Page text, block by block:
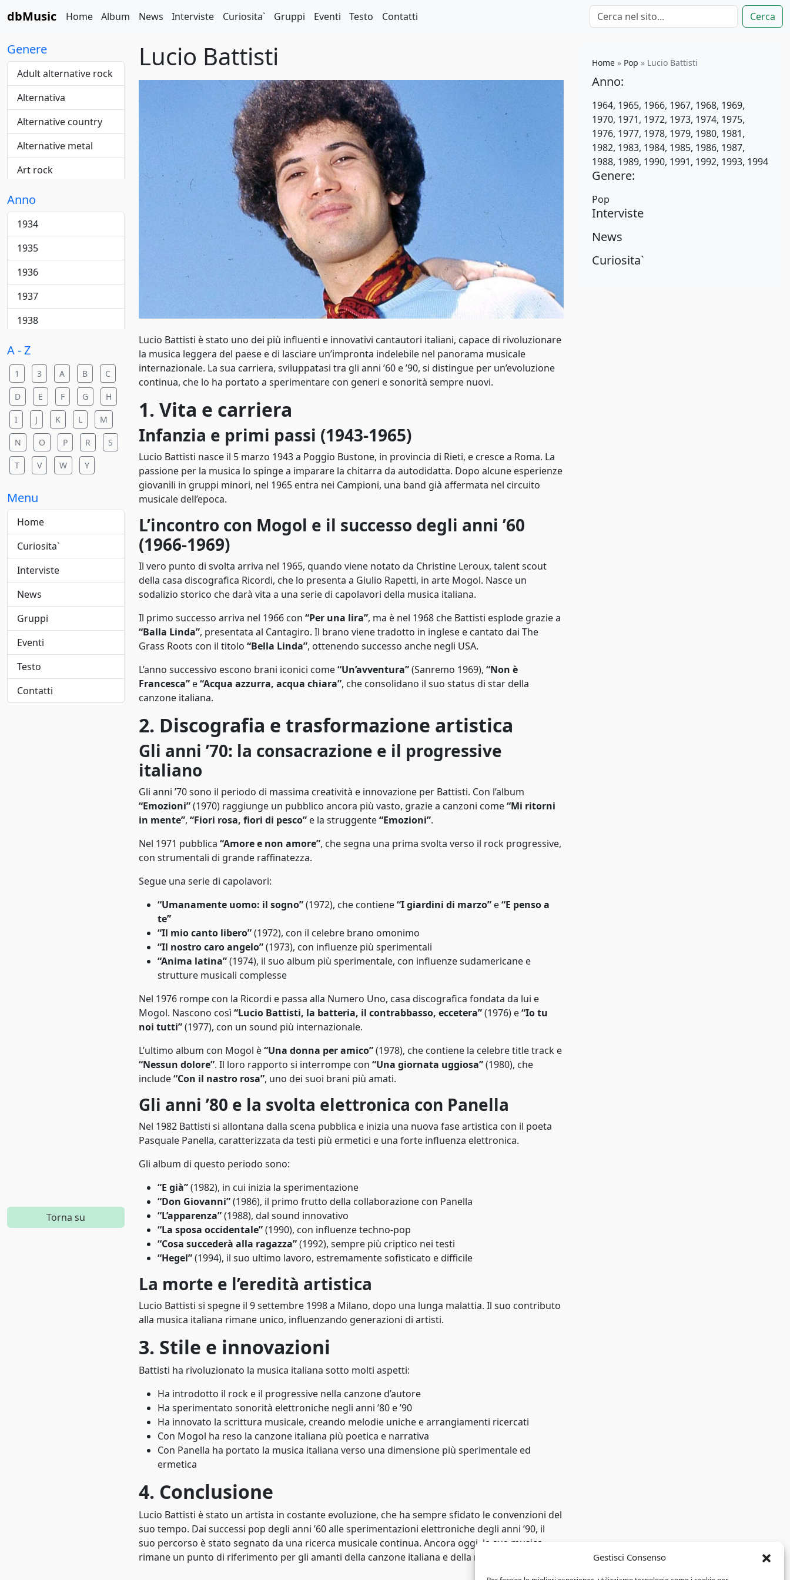
Gestisci Consenso
dbMusic Home Album News Interviste Curiosita` Gruppi Eventi Testo Contatti Cerca
Genere
Adult alternative rock
Alternativa
Alternative country
Alternative metal
Art rock
Blues
Cantautore
College rock
Country
Country pop
Dance
Dance pop
Dance rock
Dance/elettronica
Downtempo
Elettropop
Folk
Folk pop
Folk rock
Funk
Funk metal
Hard rock
Hip-hop/Rap
indie
R&B
R&B/soul
Anno
1934
1935
1936
1937
1938
1940
1941
1942
1943
1944
1945
1947
1948
1949
1950
1951
1952
1953
1954
1955
A - Z
1 3 A B C
D E F G H
I J K L M
N O P R S
T V W Y
Menu
Home
Curiosita`
Interviste
News
Gruppi
Eventi
Testo
Contatti
Torna su
Lucio Battisti
Lucio Battisti è stato uno dei più influenti e innovativi cantautori italiani, capace di rivoluzionare
la musica leggera del paese e di lasciare un’impronta indelebile nel panorama musicale
internazionale. La sua carriera, sviluppatasi tra gli anni ’60 e ’90, si distingue per un’evoluzione
continua, che lo ha portato a sperimentare con generi e sonorità sempre nuovi.
1. Vita e carriera
Infanzia e primi passi (1943-1965)
Lucio Battisti nasce il 5 marzo 1943 a Poggio Bustone, in provincia di Rieti, e cresce a Roma. La
passione per la musica lo spinge a imparare la chitarra da autodidatta. Dopo alcune esperienze
giovanili in gruppi minori, nel 1965 entra nei Campioni, una band già affermata nel circuito
musicale dell’epoca.
L’incontro con Mogol e il successo degli anni ’60
(1966-1969)
Il vero punto di svolta arriva nel 1965, quando viene notato da Christine Leroux, talent scout
della casa discografica Ricordi, che lo presenta a Giulio Rapetti, in arte Mogol. Nasce un
sodalizio storico che darà vita a una serie di capolavori della musica italiana.
Il primo successo arriva nel 1966 con “Per una lira”, ma è nel 1968 che Battisti esplode grazie a
“Balla Linda”, presentata al Cantagiro. Il brano viene tradotto in inglese e cantato dai The
Grass Roots con il titolo “Bella Linda”, ottenendo successo anche negli USA.
L’anno successivo escono brani iconici come“Un’avventura”(Sanremo 1969), “Non è
Francesca” e“Acqua azzurra, acqua chiara”, che consolidano il suo status di star della
canzone italiana.
2. Discografia e trasformazione artistica
Gli anni ’70: la consacrazione e il progressive
italiano
Gli anni ’70 sono il periodo di massima creatività e innovazione per Battisti. Con l’album
“Emozioni”(1970) raggiunge un pubblico ancora più vasto, grazie a canzoni come“Mi ritorni
in mente”, “Fiori rosa, fiori di pesco” e la struggente“Emozioni”.
Nel 1971 pubblica “Amore e non amore”, che segna una prima svolta verso il rock progressive,
con strumentali di grande raffinatezza.
Segue una serie di capolavori:
“Umanamente uomo: il sogno”(1972), che contiene“I giardini di marzo” e“E penso a
te”
“Il mio canto libero”(1972), con il celebre brano omonimo
“Il nostro caro angelo”(1973), con influenze più sperimentali
“Anima latina”(1974), il suo album più sperimentale, con influenze sudamericane e
strutture musicali complesse
Nel 1976 rompe con la Ricordi e passa alla Numero Uno, casa discografica fondata da lui e
Mogol. Nascono così “Lucio Battisti, la batteria, il contrabbasso, eccetera”(1976) e“Io tu
noi tutti”(1977), con un sound più internazionale.
L’ultimo album con Mogol è“Una donna per amico”(1978), che contiene la celebre title track e
“Nessun dolore”. Il loro rapporto si interrompe con “Una giornata uggiosa”(1980), che
include“Con il nastro rosa”, uno dei suoi brani più amati.
Gli anni ’80 e la svolta elettronica con Panella
Nel 1982 Battisti si allontana dalla scena pubblica e inizia una nuova fase artistica con il poeta
Pasquale Panella, caratterizzata da testi più ermetici e una forte influenza elettronica.
Gli album di questo periodo sono:
“E già”(1982), in cui inizia la sperimentazione
“Don Giovanni”(1986), il primo frutto della collaborazione con Panella
“L’apparenza”(1988), dal sound innovativo
“La sposa occidentale”(1990), con influenze techno-pop
“Cosa succederà alla ragazza”(1992), sempre più criptico nei testi
“Hegel”(1994), il suo ultimo lavoro, estremamente sofisticato e difficile
La morte e l’eredità artistica
Lucio Battisti si spegne il 9 settembre 1998 a Milano, dopo una lunga malattia. Il suo contributo
alla musica italiana rimane unico, influenzando generazioni di artisti.
3. Stile e innovazioni
Battisti ha rivoluzionato la musica italiana sotto molti aspetti:
Ha introdotto il rock e il progressive nella canzone d’autore
Ha sperimentato sonorità elettroniche negli anni ’80 e ’90
Ha innovato la scrittura musicale, creando melodie uniche e arrangiamenti ricercati
Con Mogol ha reso la canzone italiana più poetica e narrativa
Con Panella ha portato la musica italiana verso una dimensione più sperimentale ed
ermetica
4. Conclusione
Lucio Battisti è stato un artista in costante evoluzione, che ha sempre sfidato le convenzioni del
suo tempo. Dai successi pop degli anni ’60 alle sperimentazioni elettroniche degli anni ’90, il
suo percorso è stato segnato da una ricerca musicale continua. Ancora oggi, la sua musica
rimane un punto di riferimento per gli amanti della canzone italiana e della musica d’autore.
Home» Pop » Lucio Battisti
Anno:
1964, 1965, 1966, 1967, 1968, 1969,
1970, 1971, 1972, 1973, 1974, 1975,
1976, 1977, 1978, 1979, 1980, 1981,
1982, 1983, 1984, 1985, 1986, 1987,
1988, 1989, 1990, 1991, 1992, 1993, 1994
Genere:
Pop
Interviste
News
Curiosita`